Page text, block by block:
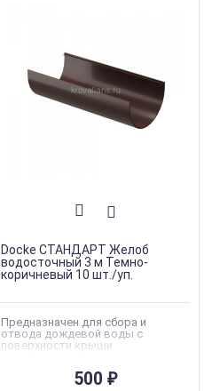
Docke СТАНДАРТ Желоб
водосточный 3 м Темно-
коричневый 10 шт./уп.
Предназначен для сбора и
отвода дождевой воды с
поверхности крыши
500₽